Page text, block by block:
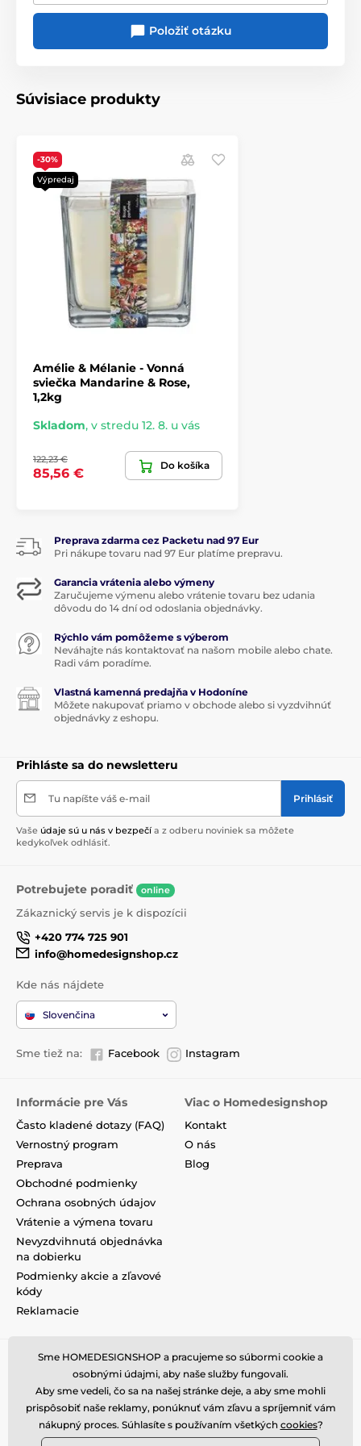
Položiť otázku
Súvisiace produkty
-30%
Výpredaj
Amélie & Mélanie - Vonná
sviečka Mandarine & Rose,
1,2kg
Skladom, v stredu 12. 8. u vás
122,23 €
85,56 €
Do košíka
Preprava zdarma cez Packetu nad 97 Eur
Pri nákupe tovaru nad 97 Eur platíme prepravu.
Garancia vrátenia alebo výmeny
Zaručujeme výmenu alebo vrátenie tovaru bez udania
dôvodu do 14 dní od odoslania objednávky.
Rýchlo vám pomôžeme s výberom
Neváhajte nás kontaktovať na našom mobile alebo chate.
Radi vám poradíme.
Vlastná kamenná predajňa v Hodoníne
Môžete nakupovať priamo v obchode alebo si vyzdvihnúť
objednávky z eshopu.
Prihláste sa do newsletteru
Tu napíšte váš e-mail Prihlásiť
Vaše údaje sú u nás v bezpečí a z odberu noviniek sa môžete
kedykoľvek odhlásiť.
Potrebujete poradiť online
Zákaznický servis je k dispozícii
+420 774 725 901
info@homedesignshop.cz
Kde nás nájdete
Slovenčina
Sme tiež na: Facebook Instagram
Informácie pre Vás
Často kladené dotazy (FAQ)
Vernostný program
Preprava
Obchodné podmienky
Ochrana osobných údajov
Vrátenie a výmena tovaru
Nevyzdvihnutá objednávka
na dobierku
Podmienky akcie a zľavové
kódy
Reklamacie
Viac o Homedesignshop
Kontakt
O nás
Blog
Sme HOMEDESIGNSHOP a pracujeme so súbormi cookie a
osobnými údajmi, aby naše služby fungovali.
Aby sme vedeli, čo sa na našej stránke deje, a aby sme mohli
prispôsobiť naše reklamy, ponúknuť vám zľavu a spríjemniť vám
nákupný proces. Súhlasíte s používaním všetkých cookies?